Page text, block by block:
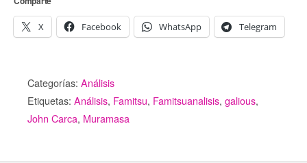
X Facebook WhatsApp Telegram
Categorías: Análisis
Etiquetas: Análisis, Famitsu, Famitsuanalisis, galious,
John Carca, Muramasa